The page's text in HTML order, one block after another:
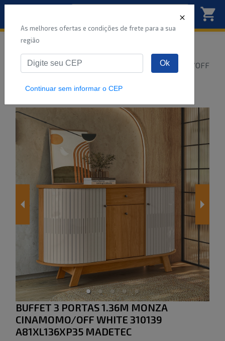
Início Buffet Sala de jantar
Móveis
BUFFET 3 PORTAS 1.36M MONZA CINAMOMO/OFF
BUFFET 3 PORTAS 1.36M MONZA
CINAMOMO/OFF WHITE 310139
A81XL136XP35 MADETEC
As melhores ofertas e condições de frete para a sua
região
Ok
Continuar sem informar o CEP